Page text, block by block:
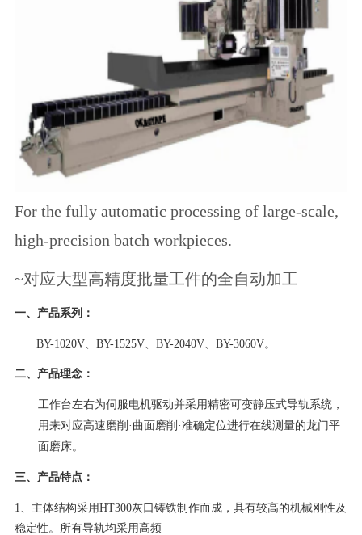
For the fully automatic processing of large-scale,
high-precision batch workpieces.
~对应大型高精度批量工件的全自动加工
一、 产品系列 ：
BY-1020V、BY-1525V、BY-2040V、BY-3060V。
二、 产品理念：
工作台左右为伺服电机驱动并采用精密可变静压式导轨系统，
用来对应高速磨削·曲面磨削·准确定位进行在线测量的龙门平
面磨床。
三、产品特点：
1、主体结构采用HT300灰口铸铁制作而成，具有较高的机械刚性及
稳定性。所有导轨均采用高频